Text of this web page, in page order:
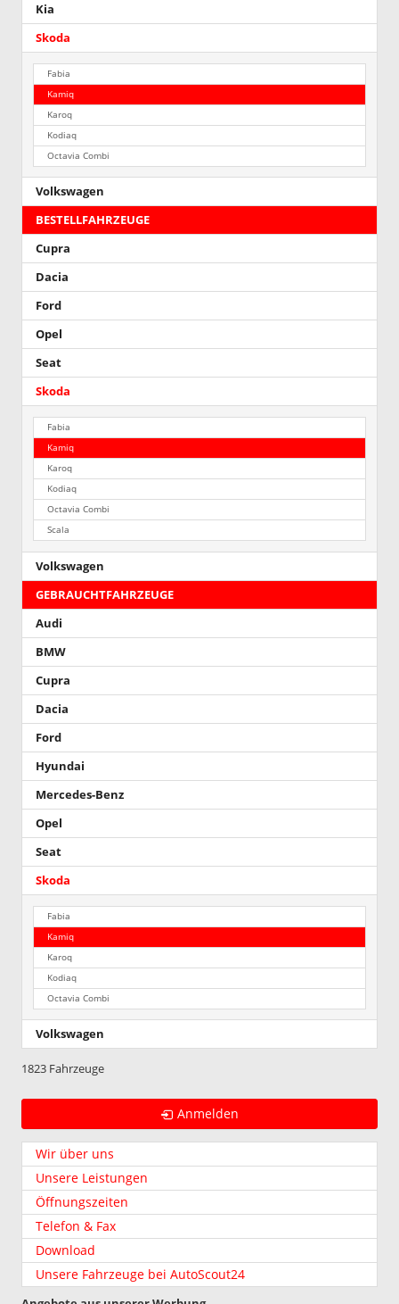
Kia
Skoda
Fabia
Kamiq
Karoq
Kodiaq
Octavia Combi
Volkswagen
BESTELLFAHRZEUGE
Cupra
Dacia
Ford
Opel
Seat
Skoda
Fabia
Kamiq
Karoq
Kodiaq
Octavia Combi
Scala
Volkswagen
GEBRAUCHTFAHRZEUGE
Audi
BMW
Cupra
Dacia
Ford
Hyundai
Mercedes-Benz
Opel
Seat
Skoda
Fabia
Kamiq
Karoq
Kodiaq
Octavia Combi
Volkswagen
1823 Fahrzeuge
Anmelden
Wir über uns
Unsere Leistungen
Öffnungszeiten
Telefon & Fax
Download
Unsere Fahrzeuge bei AutoScout24